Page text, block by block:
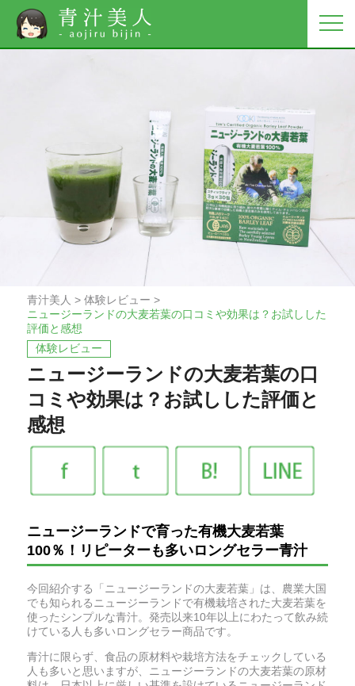
青汁美人 > 体験レビュー >
ニュージーランドの大麦若葉の口コミや効果は？お試しした
評価と感想
体験レビュー
ニュージーランドの大麦若葉の口
コミや効果は？お試しした評価と
感想
ニュージーランドで育った有機大麦若葉
100％！リピーターも多いロングセラー青汁
今回紹介する「ニュージーランドの大麦若葉」は、農業大国
でも知られるニュージーランドで有機栽培された大麦若葉を
使ったシンプルな青汁。発売以来10年以上にわたって飲み続
けている人も多いロングセラー商品です。
青汁に限らず、食品の原材料や栽培方法をチェックしている
人も多いと思いますが、ニュージーランドの大麦若葉の原材